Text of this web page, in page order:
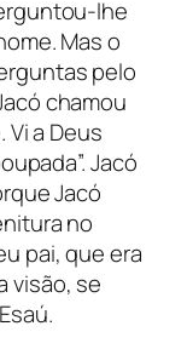
lhe
Mas o
pelo
chamou
a Deus
Jacó
Jacó
no
pai, que era
visão, se